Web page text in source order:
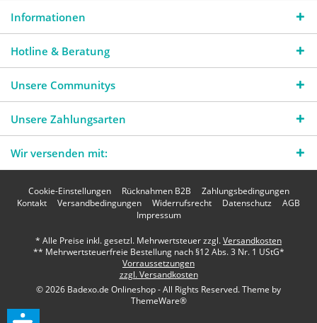
Informationen
Hotline & Beratung
Unsere Communitys
Unsere Zahlungsarten
Wir versenden mit:
Cookie-Einstellungen Rücknahmen B2B
Zahlungsbedingungen
Kontakt
Versandbedingungen Widerrufsrecht Datenschutz
AGB
Impressum
* Alle Preise inkl. gesetzl. Mehrwertsteuer zzgl.Versandkosten
** Mehrwertsteuerfreie Bestellung nach §12 Abs. 3 Nr. 1 UStG*
Vorraussetzungen
zzgl. Versandkosten
© 2026 Badexo.de Onlineshop - All Rights Reserved. Theme by
ThemeWare®